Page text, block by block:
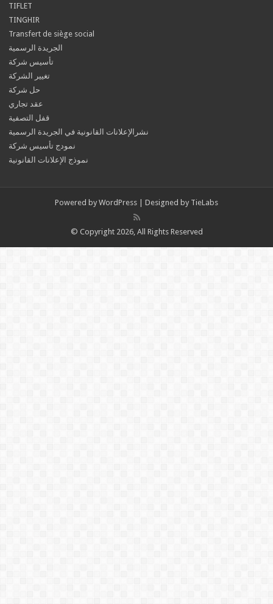
TIFLET
TINGHIR
Transfert de siège social
الجريدة الرسمية
تأسيس شركة
تغيير الشركة
حل شركة
عقد تجاري
قفل التصفية
نشرالإعلانات القانونية في الجريدة الرسمية
نمودج تأسيس شركة
نموذج الإعلانات القانونية
Powered by WordPress | Designed by TieLabs
© Copyright 2026, All Rights Reserved